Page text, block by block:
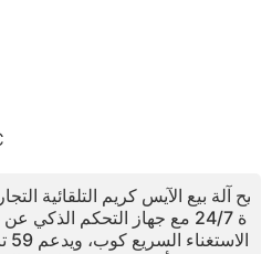
تتيح آلة بيع الآيس كريم التلقائية
ة 24/7 مع جهاز التحكم الذكي